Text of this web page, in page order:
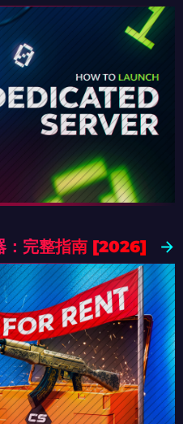
：完整指南 [2026]